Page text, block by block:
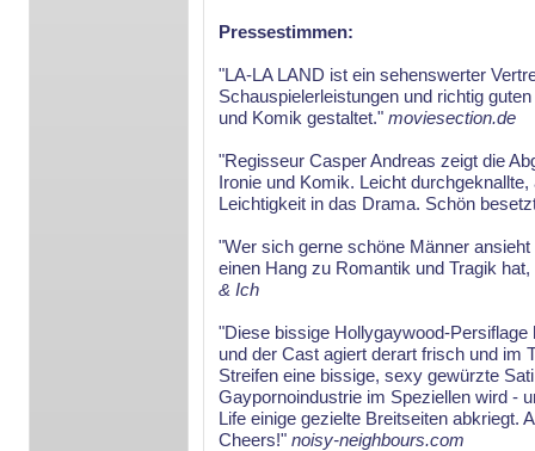
Pressestimmen:
"LA-LA LAND ist ein sehenswerter
Schauspielerleistungen und richtig
und Komik gestaltet." moviesection.de
"Regisseur Casper Andreas zeigt die
Ironie und Komik. Leicht
Leichtigkeit in das Drama. Schön
"Wer sich gerne schöne Männer
einen Hang zu Romantik und Tragik
& Ich
"Diese bissige Hollygaywood-
und der Cast agiert derart frisch und im
Streifen eine bissige, sexy gewürzte
Gaypornoindustrie im Speziellen wird -
Life einige gezielte Breitseiten abkriegt.
Cheers!" noisy-neighbours.com